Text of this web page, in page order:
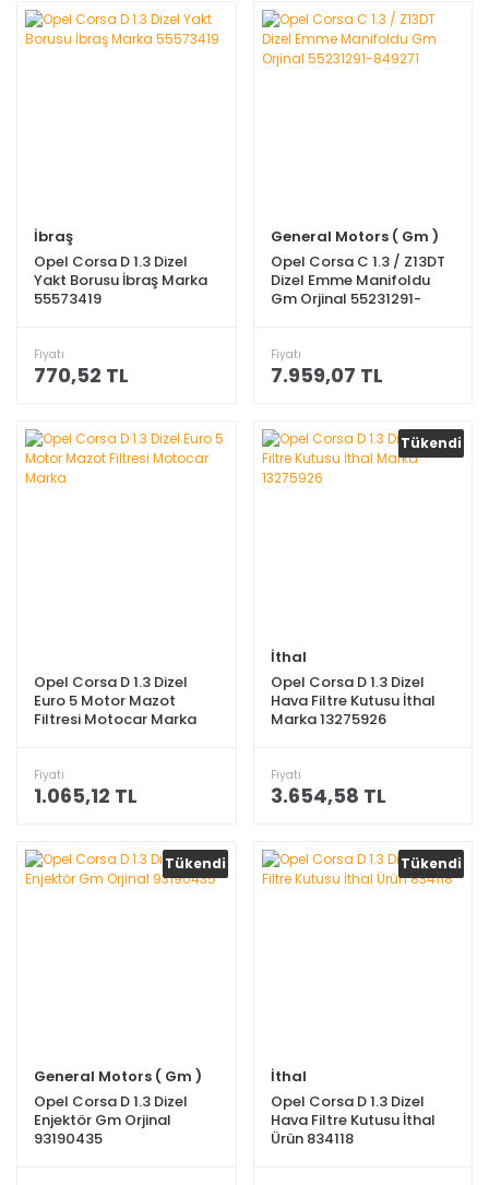
İbraş
Opel Corsa D 1.3 Dizel
Yakt Borusu İbraş Marka
55573419
Fiyatı
770,52 TL
General Motors ( Gm )
Opel Corsa C 1.3 / Z13DT
Dizel Emme Manifoldu
Gm Orjinal 55231291-
Fiyatı
7.959,07 TL
Opel Corsa D 1.3 Dizel
Euro 5 Motor Mazot
Filtresi Motocar Marka
Fiyatı
1.065,12 TL
Tükendi
İthal
Opel Corsa D 1.3 Dizel
Hava Filtre Kutusu İthal
Marka 13275926
Fiyatı
3.654,58 TL
Tükendi
General Motors ( Gm )
Opel Corsa D 1.3 Dizel
Enjektör Gm Orjinal
93190435
Tükendi
İthal
Opel Corsa D 1.3 Dizel
Hava Filtre Kutusu İthal
Ürün 834118